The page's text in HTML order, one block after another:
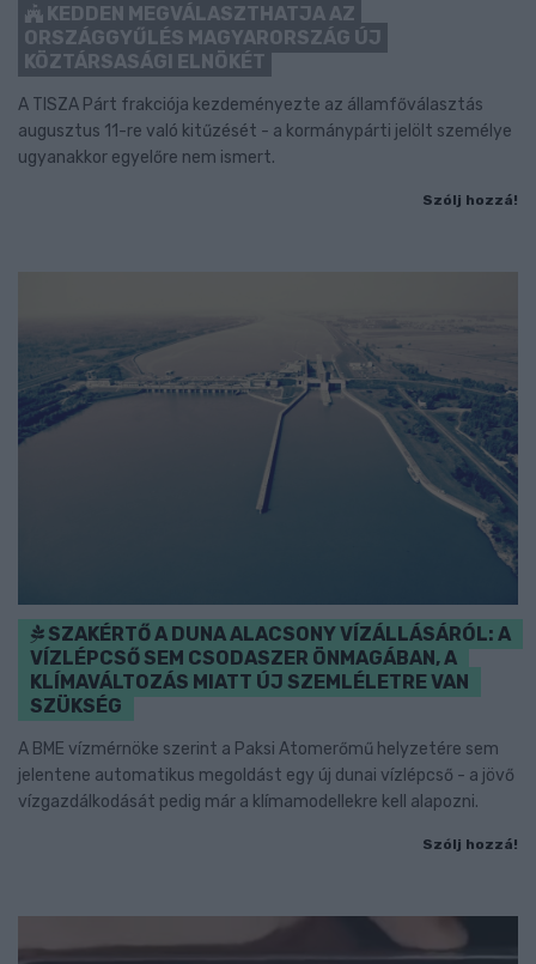
KEDDEN MEGVÁLASZTHATJA AZ
ORSZÁGGYŰLÉS MAGYARORSZÁG ÚJ
KÖZTÁRSASÁGI ELNÖKÉT
A TISZA Párt frakciója kezdeményezte az államfőválasztás
augusztus 11-re való kitűzését - a kormánypárti jelölt személye
ugyanakkor egyelőre nem ismert.
Szólj hozzá!
SZAKÉRTŐ A DUNA ALACSONY VÍZÁLLÁSÁRÓL: A
VÍZLÉPCSŐ SEM CSODASZER ÖNMAGÁBAN, A
KLÍMAVÁLTOZÁS MIATT ÚJ SZEMLÉLETRE VAN
SZÜKSÉG
A BME vízmérnöke szerint a Paksi Atomerőmű helyzetére sem
jelentene automatikus megoldást egy új dunai vízlépcső - a jövő
vízgazdálkodását pedig már a klímamodellekre kell alapozni.
Szólj hozzá!